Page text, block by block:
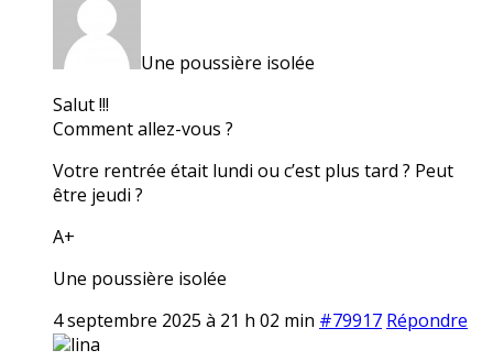
Une poussière isolée
Salut !!!
Comment allez-vous ?
Votre rentrée était lundi ou c’est plus tard ? Peut
être jeudi ?
A+
Une poussière isolée
4 septembre 2025 à 21 h 02 min #79917 Répondre
lina